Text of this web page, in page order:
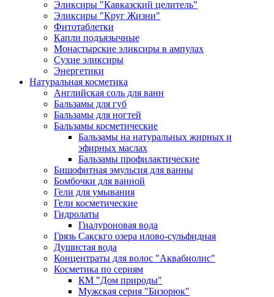
Эликсиры "Кавказский целитель"
Эликсиры "Круг Жизни"
Фитотаблетки
Капли подъязычные
Монастырские эликсиры в ампулах
Сухие эликсиры
Энергетики
Натуральная косметика
Английская соль для ванн
Бальзамы для губ
Бальзамы для ногтей
Бальзамы косметические
Бальзамы на натуральных жирных и
эфирных маслах
Бальзамы профилактические
Бишофитная эмульсия для ванны
Бомбочки для ванной
Гели для умывания
Гели косметические
Гидролаты
Гиалуроновая вода
Грязь Сакскго озера илово-сульфидная
Душистая вода
Концентраты для волос "Аквабиолис"
Косметика по сериям
КМ "Дом природы"
Мужская серия "Бизорюк"